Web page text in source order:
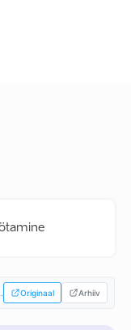
Originaal Arhiiv